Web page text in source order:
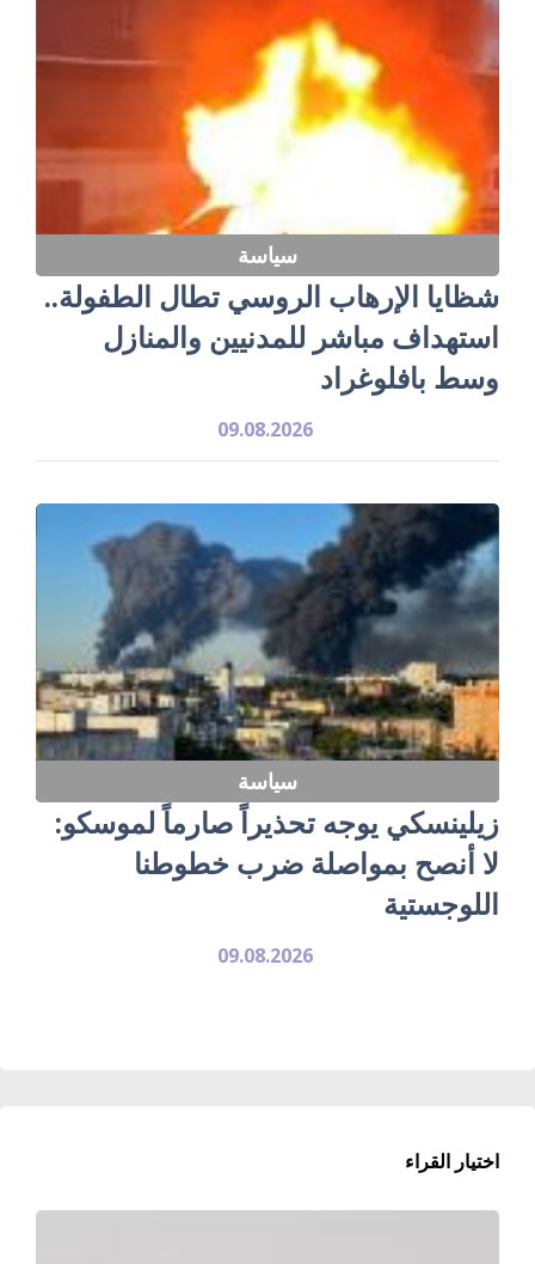
سياسة
شظايا الإرهاب الروسي تطال الطفولة..
استهداف مباشر للمدنيين والمنازل
وسط بافلوغراد
09.08.2026
سياسة
زيلينسكي يوجه تحذيراً صارماً لموسكو:
لا أنصح بمواصلة ضرب خطوطنا
اللوجستية
09.08.2026
اختيار القراء